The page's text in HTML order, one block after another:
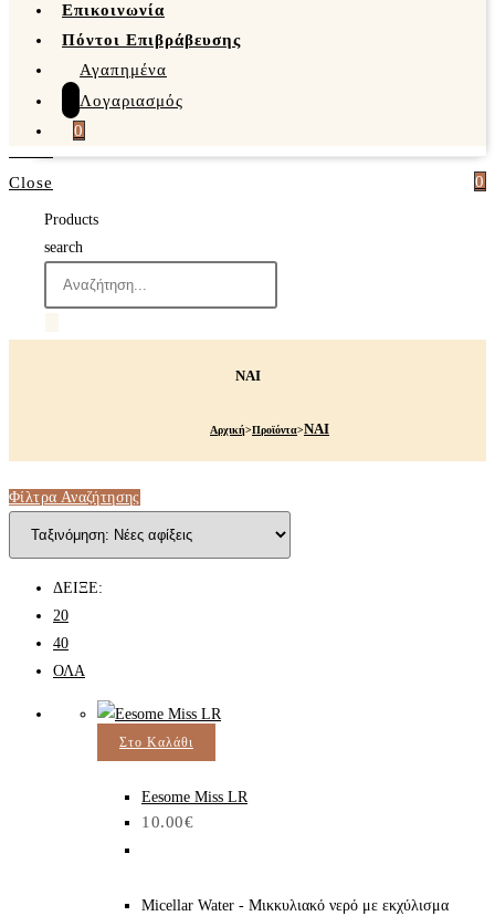
Επικοινωνία
Πόντοι Επιβράβευσης
Αγαπημένα
Λογαριασμός
0
0
Close
Products
search
ΝΑΙ
Αρχική>Προϊόντα>ΝΑΙ
Φίλτρα Αναζήτησης
ΔΕΙΞΕ:
20
40
ΟΛΑ
Στο Καλάθι
Eesome Miss LR
10.00€
Micellar Water - Μικκυλιακό νερό με εκχύλισμα